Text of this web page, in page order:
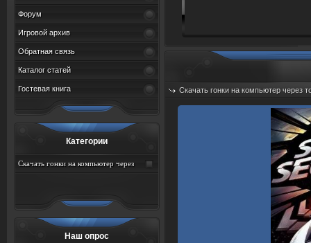
Форум
Игровой архив
Обратная связь
Каталог статей
Гостевая книга
Категории
Скачать гонки на компьютер через
Наш опрос
Скачать гонки на компьютер через
Дата: 06.08.2026
Просмотров: 542